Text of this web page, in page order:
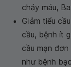
chảy máu,
Giảm tiểu
cầu, bệnh ít
cầu mạn
như bệnh